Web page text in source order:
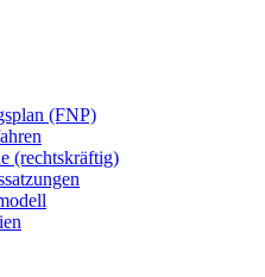
(FNP)
(rechtskräftig)